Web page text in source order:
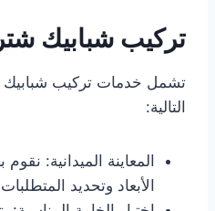
تركيب شبابيك
تشمل خدمات تركيب شبابيك
التالية:
المعاينة الميدانية:
الأبعاد وتحديد